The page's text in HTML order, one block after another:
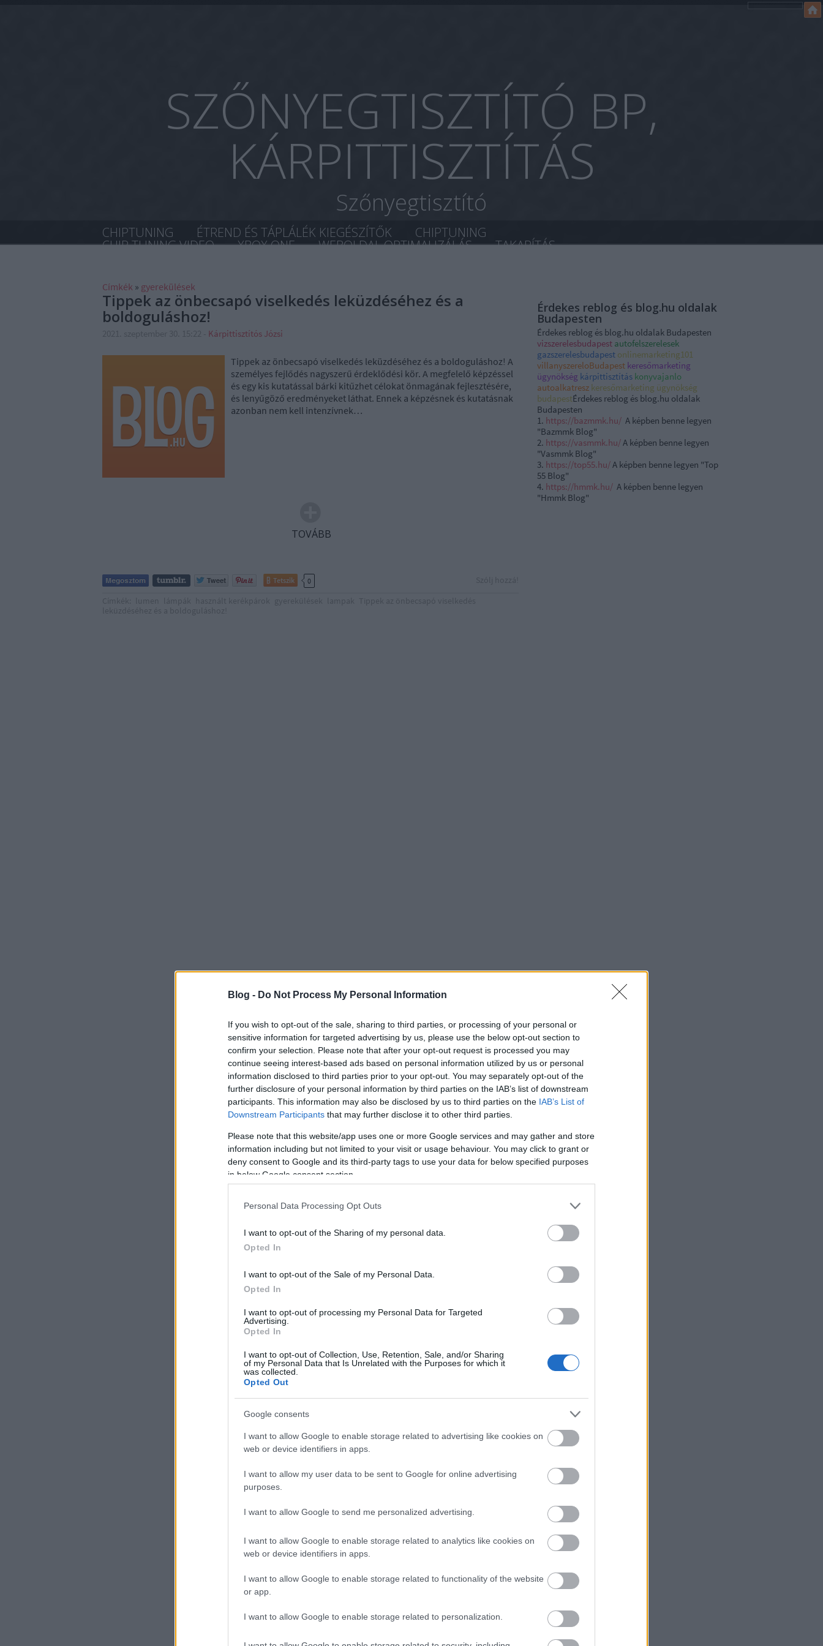
Blog - Do Not Process My Personal Information
If you wish to opt-out of the sale, sharing to third parties, or processing of your personal or
sensitive information for targeted advertising by us, please use the below opt-out section to
confirm your selection. Please note that after your opt-out request is processed you may
continue seeing interest-based ads based on personal information utilized by us or personal
information disclosed to third parties prior to your opt-out. You may separately opt-out of the
further disclosure of your personal information by third parties on the IAB’s list of downstream
participants. This information may also be disclosed by us to third parties on the IAB’s List of
Downstream Participants that may further disclose it to other third parties.
Please note that this website/app uses one or more Google services and may gather and store
information including but not limited to your visit or usage behaviour. You may click to grant or
deny consent to Google and its third-party tags to use your data for below specified purposes
in below Google consent section.
Personal Data Processing Opt Outs
I want to opt-out of the Sharing of my personal data.
Opted In
I want to opt-out of the Sale of my Personal Data.
Opted In
I want to opt-out of processing my Personal Data for Targeted
Advertising.
Opted In
I want to opt-out of Collection, Use, Retention, Sale, and/or Sharing
of my Personal Data that Is Unrelated with the Purposes for which it
was collected.
Opted Out
Google consents
I want to allow Google to enable storage related to advertising like cookies on
web or device identifiers in apps.
I want to allow my user data to be sent to Google for online advertising
purposes.
I want to allow Google to send me personalized advertising.
I want to allow Google to enable storage related to analytics like cookies on
web or device identifiers in apps.
I want to allow Google to enable storage related to functionality of the website
or app.
I want to allow Google to enable storage related to personalization.
SZŐNYEGTISZTÍTÓ BP,
KÁRPITTISZTÍTÁS
Szőnyegtisztító
CHIPTUNING ÉTREND ÉS TÁPLÁLÉK KIEGÉSZÍTŐK CHIPTUNING
CHIP TUNING VIDEO XBOX ONE WEBOLDAL OPTIMALIZÁLÁS TAKARÍTÁS
Címkék » gyerekülések
Tippek az önbecsapó viselkedés leküzdéséhez és a
boldoguláshoz!
Kárpittisztítós Józsi
Tippek az önbecsapó viselkedés leküzdéséhez és a boldoguláshoz! A
személyes fejlődés nagyszerű érdeklődési kör. A megfelelő képzéssel
és egy kis kutatással bárki kitűzhet célokat önmagának fejlesztésére,
és lenyűgöző eredményeket láthat. Ennek a képzésnek és kutatásnak
azonban nem kell intenzívnek…
TOVÁBB
Tetszik 0
Érdekes reblog és blog.hu oldalak
Budapesten
Érdekes reblog és blog.hu oldalak Budapesten
vizszerelesbudapest autofelszerelesek
gazszerelesbudapest onlinemarketing101
villanyszereloBudapest keresőmarketing
ügynökség kárpittisztítás konyvajanlo
autoalkatresz keresőmarketing ügynökség
budapestÉrdekes reblog és blog.hu oldalak
Budapesten
1. https://bazmmk.hu/ A képben benne legyen
"Bazmmk Blog"
2. https://vasmmk.hu/A képben benne legyen
"Vasmmk Blog"
3. https://top55.hu/A képben benne legyen "Top
55 Blog"
4. https://hmmk.hu/ A képben benne legyen
"Hmmk Blog"